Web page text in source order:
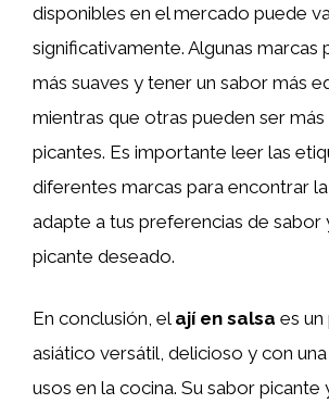
disponibles en el mercado puede
significativamente. Algunas marcas
más suaves y tener un sabor más
mientras que otras pueden ser más
picantes. Es importante leer las
diferentes marcas para encontrar
adapte a tus preferencias de sabor
picante deseado.
En conclusión, el ají en salsa es
asiático versátil, delicioso y con
usos en la cocina. Su sabor picante